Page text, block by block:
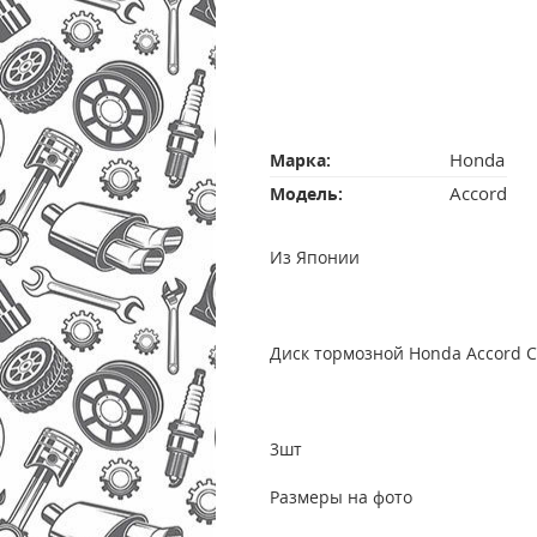
Марка: Honda
Модель: Accord
Из Японии
Диск тормозной Honda Accord
3шт
Размеры на фото